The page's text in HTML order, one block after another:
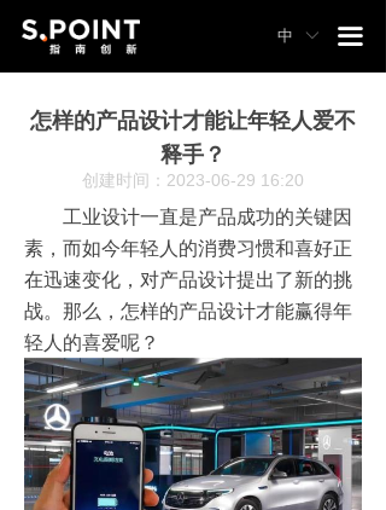
끀
ꀅ
中
怎样的产品设计才能让年轻人爱不
释手？
工业设计一直是产品成功的关键因
素，而如今年轻人的消费习惯和喜好正
在迅速变化，对产品设计提出了新的挑
战。那么，怎样的产品设计才能赢得年
轻人的喜爱呢？
创建时间： 2023-06-29 16:20